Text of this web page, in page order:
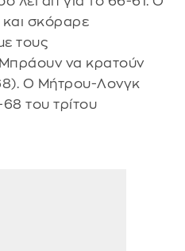
σκόραρε
τους
να κρατούν
Ο Μήτρου-Λονγκ
του τρίτου